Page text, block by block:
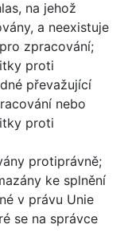
na jehož
a neexistuje
zpracování;
proti
převažující
nebo
proti
protiprávně;
ke splnění
v právu Unie
se na správce